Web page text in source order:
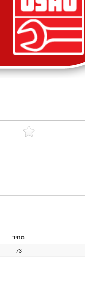
מחיר
73